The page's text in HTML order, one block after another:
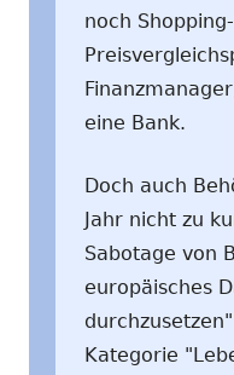
noch
eine Bank.
Doch auch
Jahr nicht zu
Sabotage von
europäisches
Kategorie